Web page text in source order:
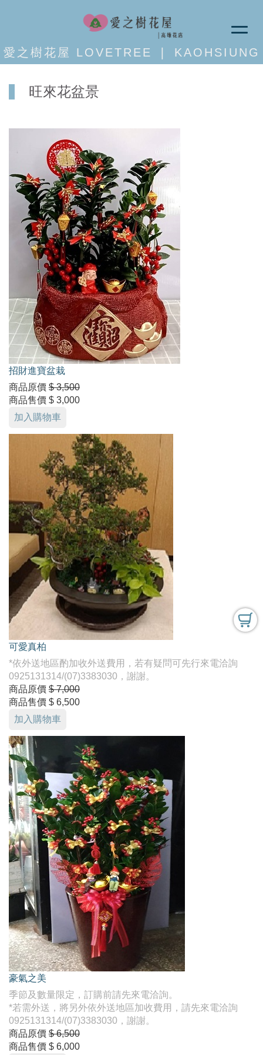
愛之樹花屋 LOVETREE ❘ KAOHSIUNG
旺來花盆景
招財進寶盆栽
商品原價 $ 3,500
商品售價 $ 3,000
加入購物車
可愛真柏
*依外送地區酌加收外送費用，若有疑問可先行來電洽詢
0925131314/(07)3383030，謝謝。
商品原價 $ 7,000
商品售價 $ 6,500
加入購物車
豪氣之美
季節及數量限定，訂購前請先來電洽詢。
*若需外送，將另外依外送地區加收費用，請先來電洽詢
0925131314/(07)3383030，謝謝。
商品原價 $ 6,500
商品售價 $ 6,000